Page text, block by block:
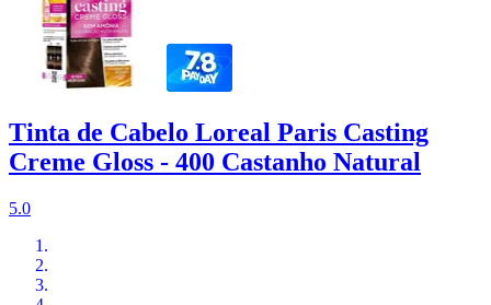
Tinta de Cabelo Loreal Paris Casting
Creme Gloss - 400 Castanho Natural
5.0